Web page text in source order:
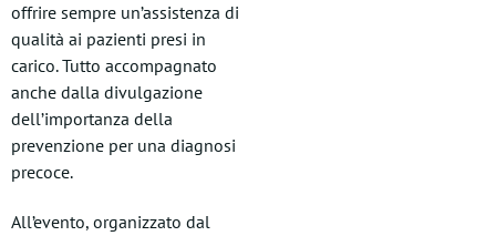
offrire sempre un’assistenza di
qualità ai pazienti presi in
carico. Tutto accompagnato
anche dalla divulgazione
dell’importanza della
prevenzione per una diagnosi
precoce.
All’evento, organizzato dal